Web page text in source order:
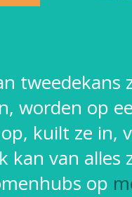
tweedekans
worden op
kuilt ze in,
kan van
op